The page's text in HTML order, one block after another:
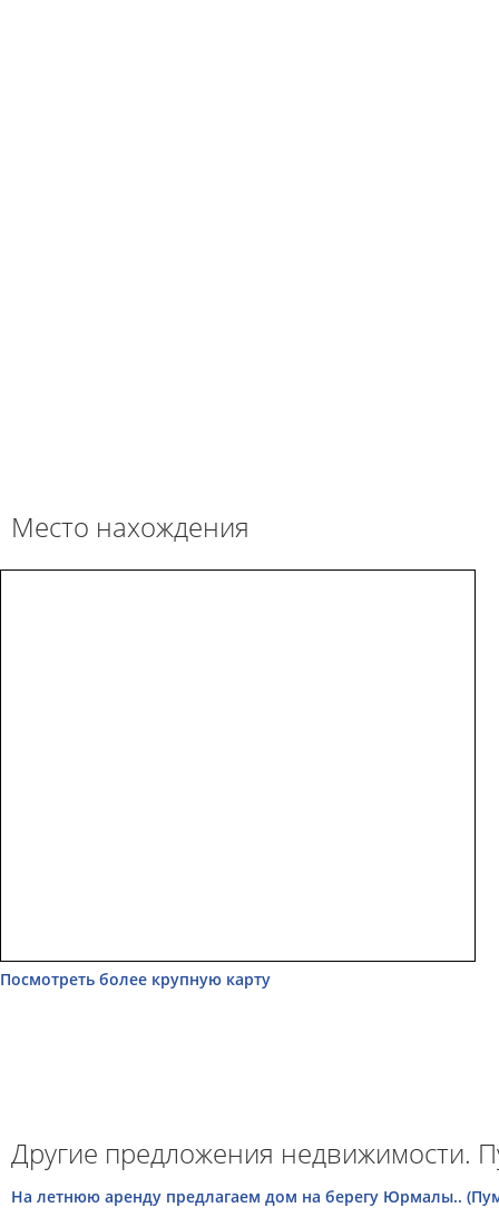
Место нахождения
Посмотреть более крупную карту
Другие предложения недвижимости.
На летнюю аренду предлагаем дом на берегу Юрмалы..